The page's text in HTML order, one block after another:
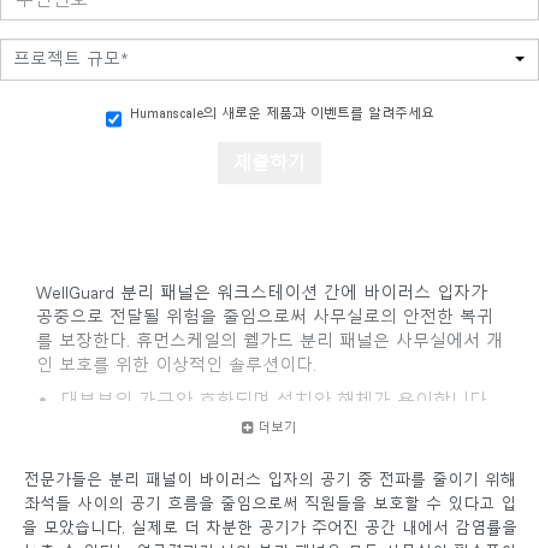
프로젝트 규모*
Humanscale의 새로운 제품과 이벤트를 알려주세요
WellGuard 분리 패널은 워크스테이션 간에 바이러스 입자가
공중으로 전달될 위험을 줄임으로써 사무실로의 안전한 복귀
를 보장한다. 휴먼스케일의 웰가드 분리 패널은 사무실에서 개
인 보호를 위한 이상적인 솔루션이다.
대부분의 가구와 호환되며 설치와 해체가 용이합니다.
세척이 용이하고 내구성이 뛰어난 PETG 또는 펠트
상당히 높습니다.
모든 사무실 환경에 완벽하게 어울리도록 시각적으로
설계되었습니다.
더보기
전문가들은 분리 패널이 바이러스 입자의 공기 중 전파를 줄이기 위해
좌석들 사이의 공기 흐름을 줄임으로써 직원들을 보호할 수 있다고 입
을 모았습니다. 실제로 더 차분한 공기가 주어진 공간 내에서 감염률을